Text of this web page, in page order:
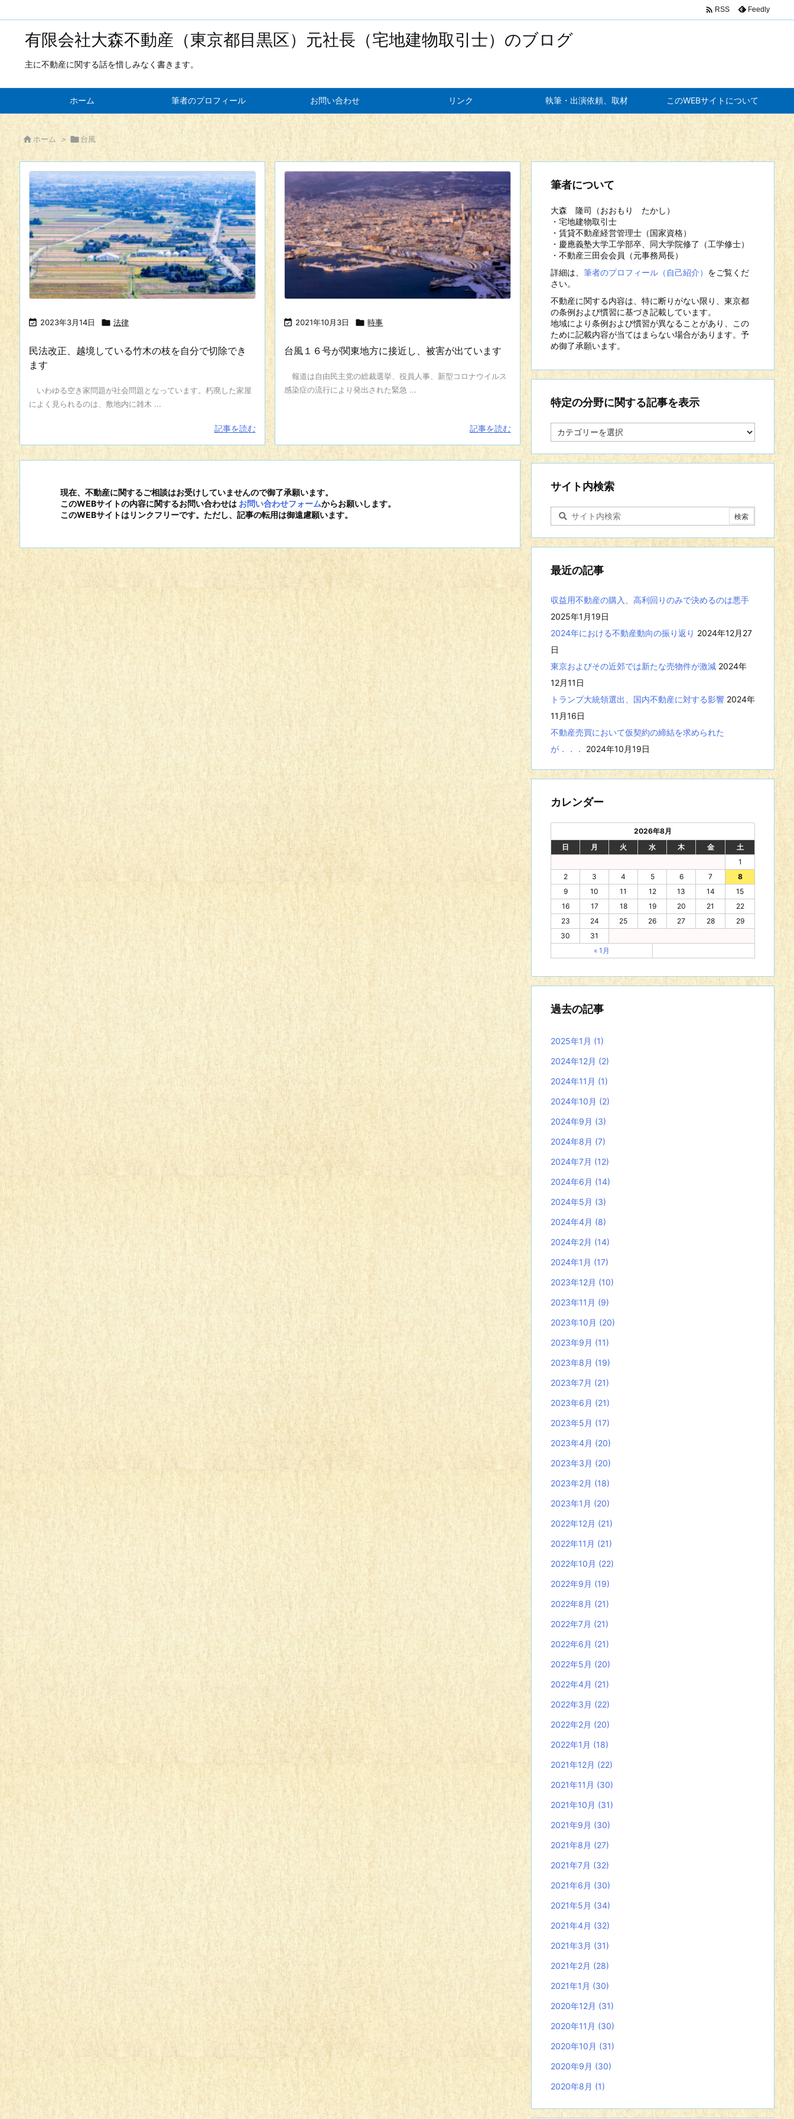
有限会社大森不動産（東京都目黒区）元社長（宅地建物取引士）のブログ
主に不動産に関する話を惜しみなく書きます。
ホーム 筆者のプロフィール お問い合わせ リンク 執筆・出演依頼、取材 このWEBサイトについて
 RSS Feedly
ホーム > 台風
 2023年3月14日  法律
民法改正、越境している竹木の枝を自分で切除でき
ます
いわゆる空き家問題が社会問題となっています。朽廃した家屋
によく見られるのは、敷地内に雑木 ...
記事を読む
 2021年10月3日  時事
台風１６号が関東地方に接近し、被害が出ています
報道は自由民主党の総裁選挙、役員人事、新型コロナウイルス
感染症の流行により発出された緊急 ...
記事を読む
現在、不動産に関するご相談はお受けしていませんので御了承願います。
このWEBサイトの内容に関するお問い合わせは お問い合わせフォームからお願いします。
このWEBサイトはリンクフリーです。ただし、記事の転用は御遠慮願います。
筆者について
大森 隆司（おおもり たかし）
・宅地建物取引士
・賃貸不動産経営管理士（国家資格）
・慶應義塾大学工学部卒、同大学院修了（工学修士）
・不動産三田会会員（元事務局長）
詳細は、 筆者のプロフィール（自己紹介） をご覧くだ
さい。
不動産に関する内容は、特に断りがない限り、東京都
の条例および慣習に基づき記載しています。
地域により条例および慣習が異なることがあり、この
ために記載内容が当てはまらない場合があります。予
め御了承願います。
特定の分野に関する記事を表示
定
分
に
関
す
記
事
を
示
サイト内検索
最近の記事
収益用不動産の購入、高利回りのみで決めるのは悪手
2025年1月19日
2024年における不動産動向の振り返り 2024年12月27
日
東京およびその近郊では新たな売物件が激減 2024年
12月11日
トランプ大統領選出、国内不動産に対する影響 2024年
11月16日
不動産売買において仮契約の締結を求められた
が．．．
2024年10月19日
カレンダー
2026年8月
日
月 火 水 木 金
土
1
2
3 4 5 6 7
8
9
10 11 12 13 14
15
16
17 18 19 20 21
22
23
24 25 26 27 28
29
30
31
« 1月
過去の記事
2025年1月 (1)
2024年12月 (2)
2024年11月 (1)
2024年10月 (2)
2024年9月 (3)
2024年8月 (7)
2024年7月 (12)
2024年6月 (14)
2024年5月 (3)
2024年4月 (8)
2024年2月 (14)
2024年1月 (17)
2023年12月 (10)
2023年11月 (9)
2023年10月 (20)
2023年9月 (11)
2023年8月 (19)
2023年7月 (21)
2023年6月 (21)
2023年5月 (17)
2023年4月 (20)
2023年3月 (20)
2023年2月 (18)
2023年1月 (20)
2022年12月 (21)
2022年11月 (21)
2022年10月 (22)
2022年9月 (19)
2022年8月 (21)
2022年7月 (21)
2022年6月 (21)
2022年5月 (20)
2022年4月 (21)
2022年3月 (22)
2022年2月 (20)
2022年1月 (18)
2021年12月 (22)
2021年11月 (30)
2021年10月 (31)
2021年9月 (30)
2021年8月 (27)
2021年7月 (32)
2021年6月 (30)
2021年5月 (34)
2021年4月 (32)
2021年3月 (31)
2021年2月 (28)
2021年1月 (30)
2020年12月 (31)
2020年11月 (30)
2020年10月 (31)
2020年9月 (30)
2020年8月 (1)